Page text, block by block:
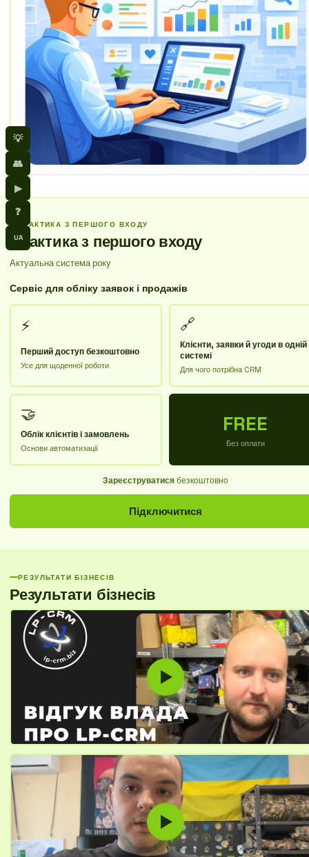
💡
👥
▶
❓
UA
ПРАКТИКА З ПЕРШОГО ВХОДУ
Практика з першого входу
Актуальна система року
Сервіс для обліку заявок і продажів
⚡
Перший доступ безкоштовно
Усе для щоденної роботи
🔗
Клієнти, заявки й угоди в одній
системі
Для чого потрібна CRM
🤝
Облік клієнтів і замовлень
Основи автоматизації
FREE
Без оплати
Зареєструватисябезкоштовно
Підключитися
РЕЗУЛЬТАТИ БІЗНЕСІВ
Результати бізнесів